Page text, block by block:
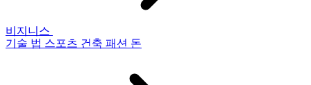
비지니스
기술 법 스포츠 건축 패션 돈